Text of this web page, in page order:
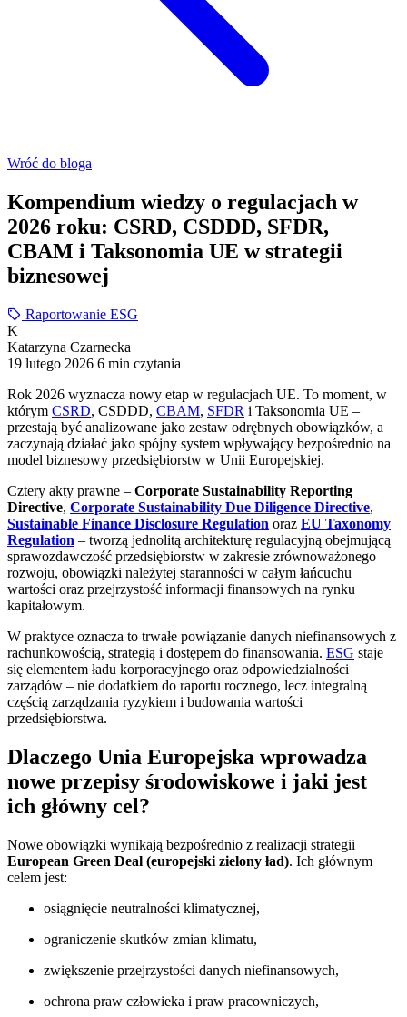
Wróć do bloga
Kompendium wiedzy o regulacjach w
2026 roku: CSRD, CSDDD, SFDR,
CBAM i Taksonomia UE w strategii
biznesowej
Raportowanie ESG
K
Katarzyna Czarnecka
19 lutego 2026 6 min czytania
Rok 2026 wyznacza nowy etap w regulacjach UE. To moment, w
którym CSRD, CSDDD, CBAM, SFDR i Taksonomia UE –
przestają być analizowane jako zestaw odrębnych obowiązków, a
zaczynają działać jako spójny system wpływający bezpośrednio na
model biznesowy przedsiębiorstw w Unii Europejskiej.
Cztery akty prawne – Corporate Sustainability Reporting
Directive, Corporate Sustainability Due Diligence Directive,
Sustainable Finance Disclosure Regulation oraz EU Taxonomy
Regulation – tworzą jednolitą architekturę regulacyjną obejmującą
sprawozdawczość przedsiębiorstw w zakresie zrównoważonego
rozwoju, obowiązki należytej staranności w całym łańcuchu
wartości oraz przejrzystość informacji finansowych na rynku
kapitałowym.
W praktyce oznacza to trwałe powiązanie danych niefinansowych z
rachunkowością, strategią i dostępem do finansowania. ESG staje
się elementem ładu korporacyjnego oraz odpowiedzialności
zarządów – nie dodatkiem do raportu rocznego, lecz integralną
częścią zarządzania ryzykiem i budowania wartości
przedsiębiorstwa.
Dlaczego Unia Europejska wprowadza
nowe przepisy środowiskowe i jaki jest
ich główny cel?
Nowe obowiązki wynikają bezpośrednio z realizacji strategii
European Green Deal (europejski zielony ład). Ich głównym
celem jest:
osiągnięcie neutralności klimatycznej,
ograniczenie skutków zmian klimatu,
zwiększenie przejrzystości danych niefinansowych,
ochrona praw człowieka i praw pracowniczych,